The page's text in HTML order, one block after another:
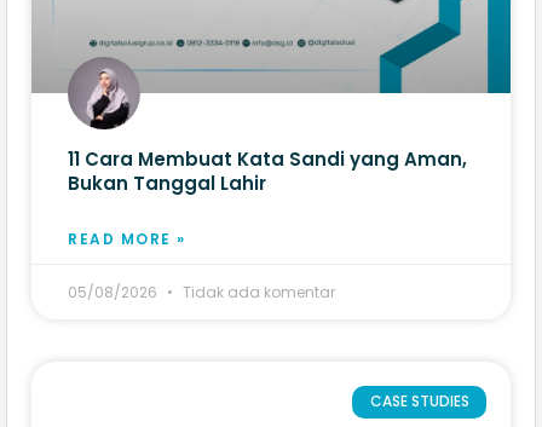
11 Cara Membuat Kata Sandi yang Aman,
Bukan Tanggal Lahir
READ MORE »
05/08/2026 Tidak ada komentar
CASE STUDIES